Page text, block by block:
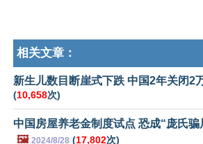
相关文章：
新生儿数目断崖式下跌 中国2年关闭2
(10,658次)
中国房屋养老金制度试点 恐成“庞氏骗
🖼️ 2024/8/28 (17,802次)